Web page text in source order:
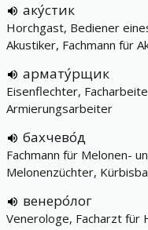
аку́стик
Horchgast, Bediener
Akustiker, Fachmann für
армату́рщик
Eisenflechter,
Armierungsarbeiter
бахчево́д
Fachmann für Melonen-
Melonenzüchter,
венеро́лог
Venerologe, Facharzt für